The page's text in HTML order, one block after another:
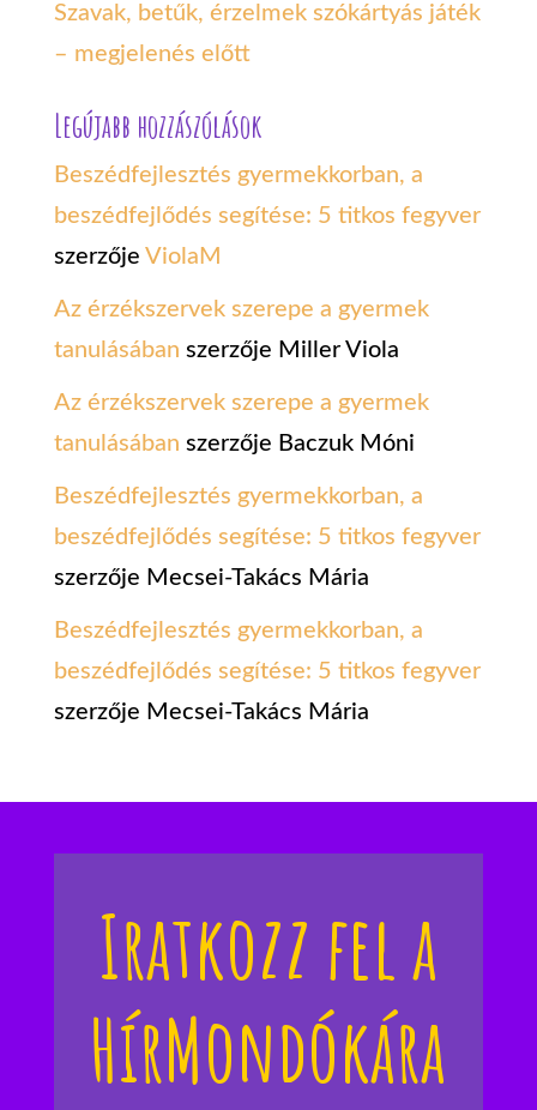
Szavak, betűk, érzelmek szókártyás játék
– megjelenés előtt
Legújabb hozzászólások
Beszédfejlesztés gyermekkorban, a
beszédfejlődés segítése: 5 titkos fegyver
szerzője ViolaM
Az érzékszervek szerepe a gyermek
tanulásában szerzője Miller Viola
Az érzékszervek szerepe a gyermek
tanulásában szerzője Baczuk Móni
Beszédfejlesztés gyermekkorban, a
beszédfejlődés segítése: 5 titkos fegyver
szerzője Mecsei-Takács Mária
Beszédfejlesztés gyermekkorban, a
beszédfejlődés segítése: 5 titkos fegyver
szerzője Mecsei-Takács Mária
Iratkozz fel a
HírMondókára